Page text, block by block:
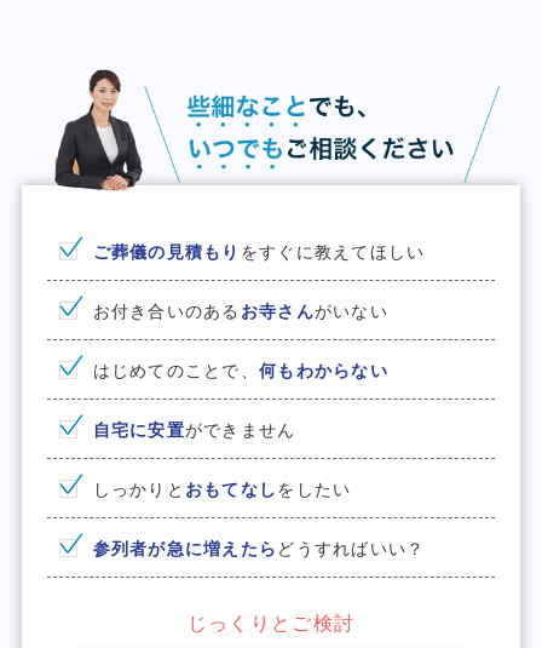
ご葬儀の見積もり をすぐに教えてほしい
お付き合いのある お寺さんがいない
はじめてのことで、何もわからない
⾃宅に安置ができません
しっかりと おもてなしをしたい
参列者が急に増えたら どうすればいい？
じっくりとご検討